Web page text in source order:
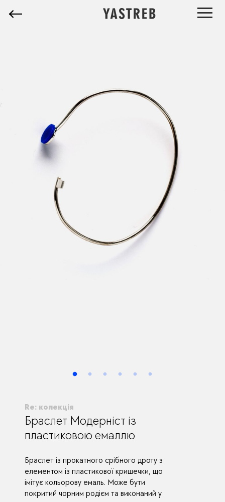
Re: колекція
Браслет Модерніст із
пластиковою емаллю
Браслет із прокатного срібного дроту з
елементом із пластикової кришечки, що
імітує кольорову емаль. Може бути
покритий чорним родієм та виконаний у